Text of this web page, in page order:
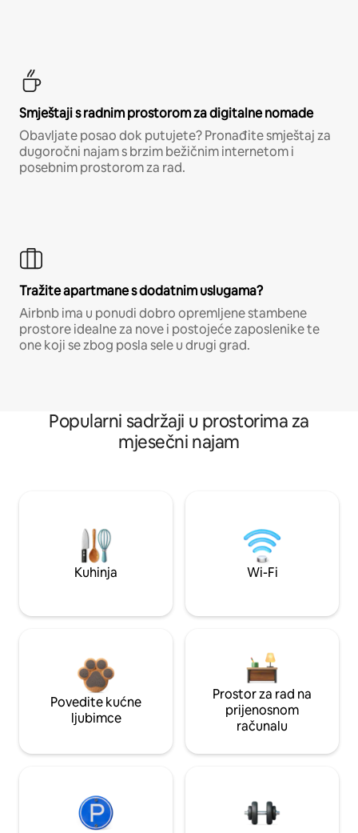
Smještaji s radnim prostorom za digitalne nomade
Obavljate posao dok putujete? Pronađite smještaj za
dugoročni najam s brzim bežičnim internetom i
posebnim prostorom za rad.
Tražite apartmane s dodatnim uslugama?
Airbnb ima u ponudi dobro opremljene stambene
prostore idealne za nove i postojeće zaposlenike te
one koji se zbog posla sele u drugi grad.
Popularni sadržaji u prostorima za
mjesečni najam
Kuhinja Wi-Fi
Povedite kućne
ljubimce
Prostor za rad na
prijenosnom
računalu